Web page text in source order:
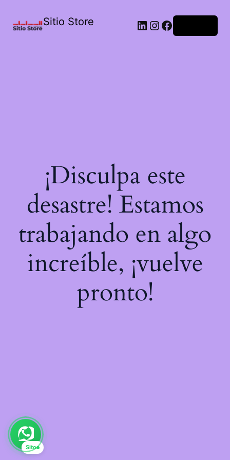
Sitio Store
¡Disculpa este
desastre! Estamos
trabajando en algo
increíble, ¡vuelve
pronto!
Sito